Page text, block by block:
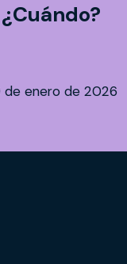
¿Cuándo?
de enero de 2026